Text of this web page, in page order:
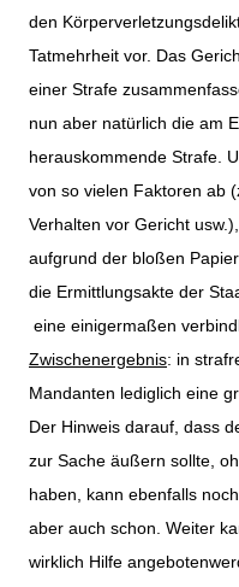
den
Tatmehrheit vor. Das
einer Strafe
nun aber natürlich die am
herauskommende Strafe.
von so vielen Faktoren ab
Verhalten vor Gericht
aufgrund der bloßen
die Ermittlungsakte der
eine einigermaßen
Zwischenergebnis: in
Mandanten lediglich eine
Der Hinweis darauf, dass
zur Sache äußern sollte,
haben, kann ebenfalls
aber auch schon. Weiter
wirklich Hilfe